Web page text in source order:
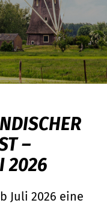
–
2026
Juli 2026 eine